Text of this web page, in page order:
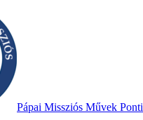
Pápai Missziós Művek